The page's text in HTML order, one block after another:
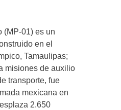
(MP-01) es un
en el
Tamaulipas;
misiones de auxilio
transporte, fue
mexicana en
2.650